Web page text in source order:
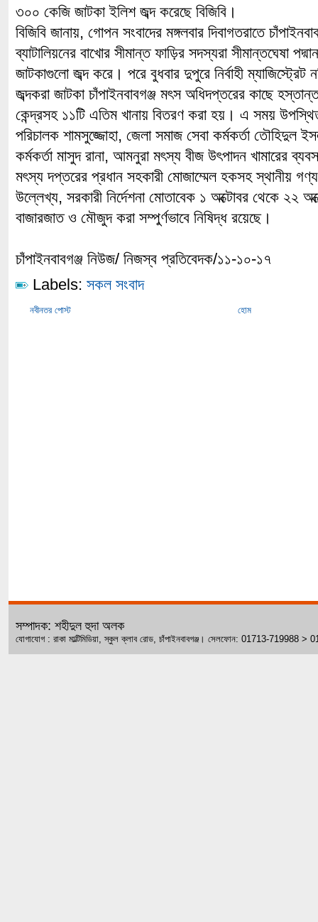
৩০০ কেজি জাটকা ইলিশ জব্দ করেছে বিজিবি।
বিজিবি জানায়, গোপন সংবাদের মঙ্গলবার দিবাগতরাতে
ব্যাটালিয়নের বাখোর সীমান্ত ফাড়ির সদস্যরা সীমান্তঘেষা
জাটকাগুলো জব্দ করে। পরে বুধবার দুপুরে নির্বাহী
জব্দকরা জাটকা চাঁপাইনবাবগঞ্জ মৎস অধিদপ্তরের কাছে
কেন্দ্রসহ ১১টি এতিম খানায় বিতরণ করা হয়। এ সময়
পরিচালক শামসুজ্জোহা, জেলা সমাজ সেবা কর্মকর্তা তৌহিদুল
কর্মকর্তা মাসুদ রানা, আমনুরা মৎস্য বীজ উৎপাদন খামারের
মৎস্য দপ্তরের প্রধান সহকারী মোজাম্মেল হকসহ স্থানীয়
উল্লেখ্য, সরকারী নির্দেশনা মোতাবেক ১ অক্টোবর থেকে ২২
বাজারজাত ও মৌজুদ করা সম্পুর্ণভাবে নিষিদ্ধ রয়েছে।
চাঁপাইনবাবগঞ্জ নিউজ/ নিজস্ব প্রতিবেদক/১১-১০-১৭
Labels: সকল সংবাদ
নবীনতর পোস্ট হোম
সম্পাদক: শহীদুল হুদা অলক
যোগাযোগ : রাকা মাল্টিমিডিয়া, স্কুল ক্লাব রোড, চাঁপাইনবাবগঞ্জ। সেলফোন: 01713-